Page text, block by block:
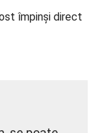
împinși direct